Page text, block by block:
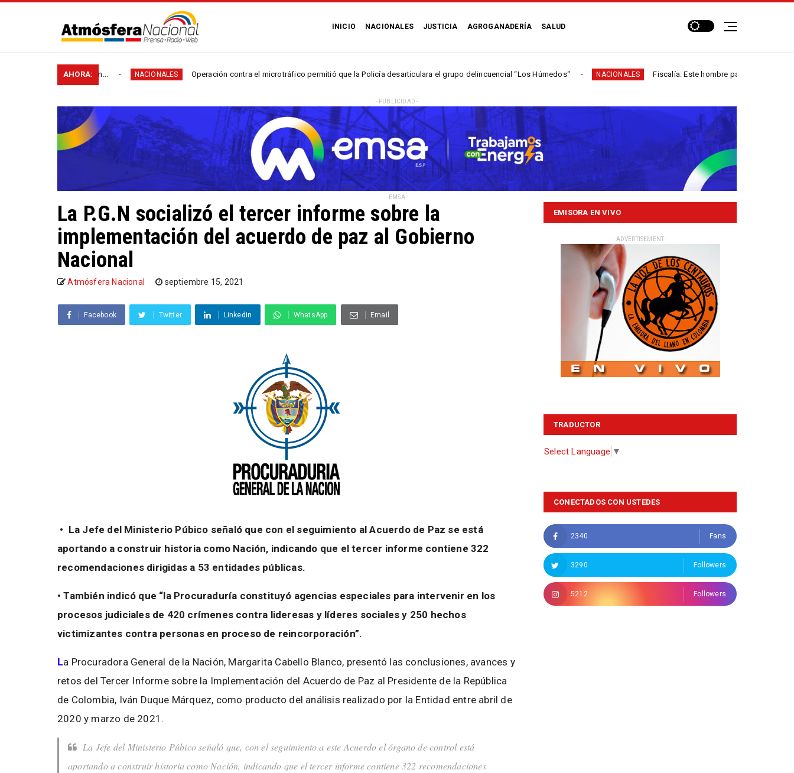
INICIO NACIONALES JUSTICIA AGROGANADERÍA SALUD
AHORA:NACIONALES Operación contra el microtráfico permitió que la Policía desarticulara el grupo delincuencial “Los Húmedos“ NACIONALES Fiscalía: Este hombre participó en más de 60
- PUBLICIDAD -
EMSA
La P.G.N socializó el tercer informe sobre la
implementación del acuerdo de paz al Gobierno
Nacional
Atmósfera Nacional septiembre 15, 2021
Facebook Twitter Linkedin WhatsApp Email
• La Jefe del Ministerio Púbico señaló que con el seguimiento al Acuerdo de Paz se está
aportando a construir historia como Nación, indicando que el tercer informe contiene 322
recomendaciones dirigidas a 53 entidades públicas.
• También indicó que “la Procuraduría constituyó agencias especiales para intervenir en los
procesos judiciales de 420 crímenes contra lideresas y líderes sociales y 250 hechos
victimizantes contra personas en proceso de reincorporación”.
La Procuradora General de la Nación, Margarita Cabello Blanco, presentó las conclusiones, avances y
retos del Tercer Informe sobre la Implementación del Acuerdo de Paz al Presidente de la República
de Colombia, Iván Duque Márquez, como producto del análisis realizado por la Entidad entre abril de
2020 y marzo de 2021.
La Jefe del Ministerio Púbico señaló que, con el seguimiento a este Acuerdo el órgano de control está
aportando a construir historia como Nación, indicando que el tercer informe contiene 322 recomendaciones
EMISORA EN VIVO
- ADVERTISEMENT -
TRADUCTOR
Select Language ▼
CONECTADOS CON USTEDES
2340 Fans
3290 Followers
5212 Followers